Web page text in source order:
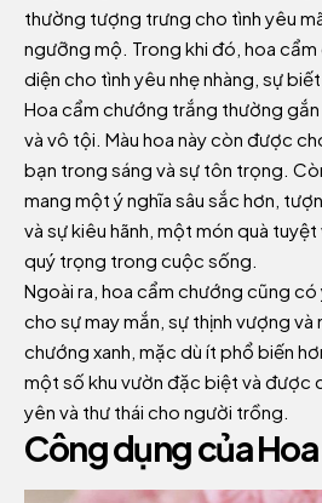
thường tượng trưng cho tình yêu
ngưỡng mộ. Trong khi đó, hoa
diện cho tình yêu nhẹ nhàng, sự
Hoa cẩm chướng trắng thường gắn
và vô tội. Màu hoa này còn được
bạn trong sáng và sự tôn trọng.
mang một ý nghĩa sâu sắc hơn,
và sự kiêu hãnh, một món quà
quý trọng trong cuộc sống.
Ngoài ra, hoa cẩm chướng cũng
cho sự may mắn, sự thịnh vượng và
chướng xanh, mặc dù ít phổ biến
một số khu vườn đặc biệt và được
yên và thư thái cho người trồng.
Công dụng của